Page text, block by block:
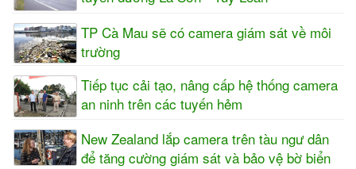
TP Cà Mau sẽ có camera giám sát về môi
trường
Tiếp tục cải tạo, nâng cấp hệ thống camera
an ninh trên các tuyến hẻm
New Zealand lắp camera trên tàu ngư dân
để tăng cường giám sát và bảo vệ bờ biển